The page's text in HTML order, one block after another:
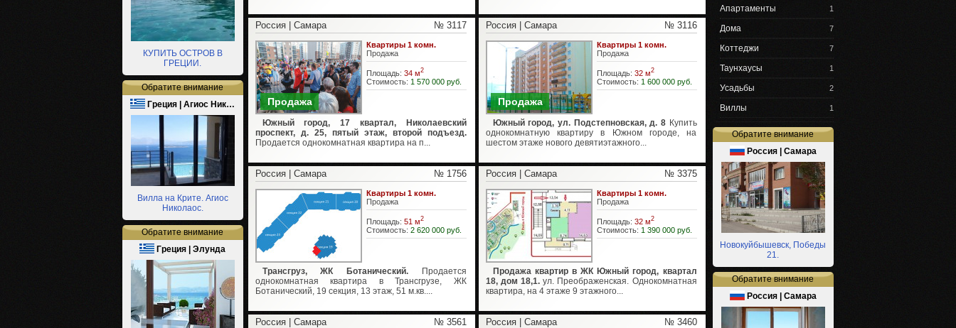
КУПИТЬ ОСТРОВ В
ГРЕЦИИ.
Обратите внимание
Греция | Агиос Ник…
Вилла на Крите. Агиос
Николаос.
Обратите внимание
Греция | Элунда
Россия | Самара № 3117
Продажа
Квартиры 1 комн.
Продажа
Площадь: 34 м2
Стоимость: 1 570 000 руб.
Южный город, 17 квартал, Николаевский
проспект, д. 25, пятый этаж, второй подъезд.
Продается однокомнатная квартира на п...
Россия | Самара № 3116
Продажа
Квартиры 1 комн.
Продажа
Площадь: 32 м2
Стоимость: 1 600 000 руб.
Южный город, ул. Подстепновская, д. 8Купить
однокомнатную квартиру в Южном городе, на
шестом этаже нового девятиэтажного...
Россия | Самара № 1756
Квартиры 1 комн.
Продажа
Площадь: 51 м2
Стоимость: 2 620 000 руб.
Трансгруз, ЖК Ботанический.
Продается
однокомнатная квартира в Трансгрузе, ЖК
Ботанический, 19 секция, 13 этаж, 51 м.кв....
Россия | Самара № 3375
Квартиры 1 комн.
Продажа
Площадь: 32 м2
Стоимость: 1 390 000 руб.
Продажа квартир в ЖК Южный город, квартал
18, дом 18,1.ул. Преображенская. Однокомнатная
квартира, на 4 этаже 9 этажного...
Россия | Самара № 3561 Россия | Самара № 3460
1
Апартаменты
7
Дома
7
Коттеджи
1
Таунхаусы
2
Усадьбы
1
Виллы
Обратите внимание
Россия | Самара
Новокуйбышевск, Победы
21.
Обратите внимание
Россия | Самара